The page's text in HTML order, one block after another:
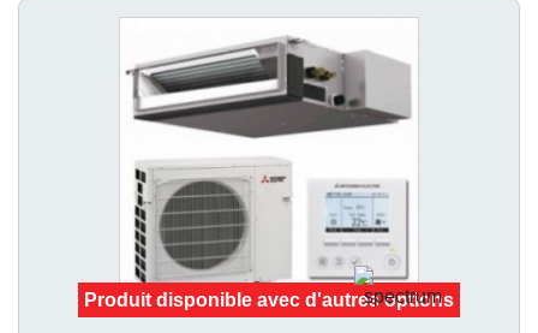
Produit disponible avec d'autres options